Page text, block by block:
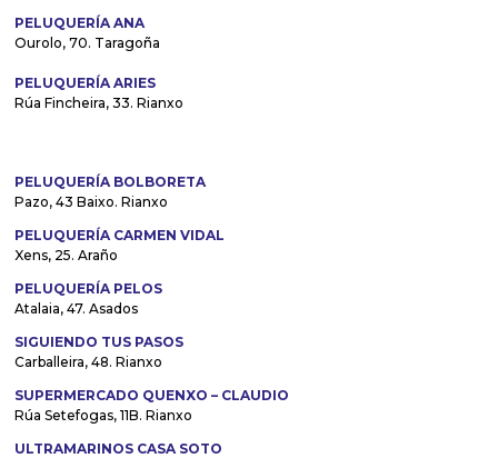
PELUQUERÍA ANA
Ourolo, 70. Taragoña
PELUQUERÍA ARIES
Rúa Fincheira, 33. Rianxo
PELUQUERÍA BOLBORETA
Pazo, 43 Baixo. Rianxo
PELUQUERÍA CARMEN VIDAL
Xens, 25. Araño
PELUQUERÍA PELOS
Atalaia, 47. Asados
SIGUIENDO TUS PASOS
Carballeira, 48. Rianxo
SUPERMERCADO QUENXO – CLAUDIO
Rúa Setefogas, 11B. Rianxo
ULTRAMARINOS CASA SOTO